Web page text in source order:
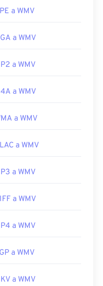
de código abierto
Windows_Media_Video
a WMV
a WMV
a WMV
a WMV
a WMV
a WMV
a WMV
a WMV
a WMV
a WMV
a WMV